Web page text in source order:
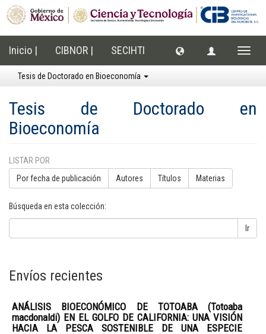
Inicio | CIBNOR | SECIHTI
Tesis de Doctorado en Bioeconomía
Tesis de Doctorado en
Bioeconomía
LISTAR POR
Por fecha de publicación Autores Títulos Materias
Búsqueda en esta colección:
Ir
Envíos recientes
ANÁLISIS BIOECONÓMICO DE TOTOABA (Totoaba
macdonaldi) EN EL GOLFO DE CALIFORNIA: UNA VISIÓN
HACIA LA PESCA SOSTENIBLE DE UNA ESPECIE